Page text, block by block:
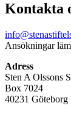
Kontakta
Ansökningar
Adress
Sten A Olssons
Box 7024
40231 Göteborg